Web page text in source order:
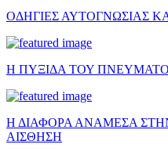
ΟΔΗΓΙΕΣ ΑΥΤΟΓΝΩΣΙΑΣ
Η ΠΥΞΙΔΑ ΤΟΥ
Η ΔΙΑΦΟΡΑ ΑΝΑΜΕΣΑ
ΑΙΣΘΗΣΗ